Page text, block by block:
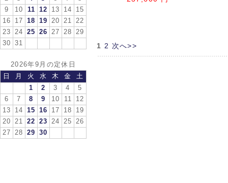
9
10 11 12 13 14
15
16
17 18 19 20 21
22
23
24 25 26 27 28
29
30
31
2026年9月の定休日
日
月 火 水 木 金
土
1
2 3 4
5
6
7 8 9 10 11
12
13
14 15 16 17 18
19
20
21 22 23 24 25
26
27
28 29 30
1 2 次へ>>